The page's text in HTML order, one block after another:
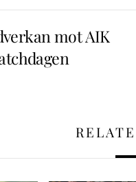
mot AIK